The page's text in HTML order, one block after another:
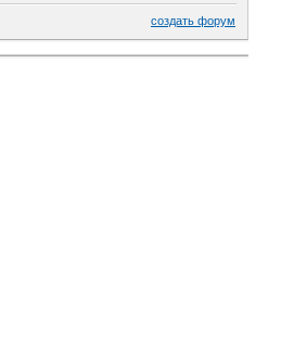
создать форум